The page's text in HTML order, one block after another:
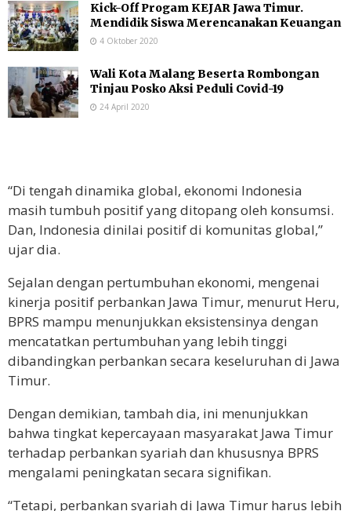
Kick-Off Progam KEJAR Jawa Timur.
Mendidik Siswa Merencanakan Keuangan
4 Oktober 2020
Wali Kota Malang Beserta Rombongan
Tinjau Posko Aksi Peduli Covid-19
24 April 2020
“Di tengah dinamika global, ekonomi Indonesia
masih tumbuh positif yang ditopang oleh konsumsi.
Dan, Indonesia dinilai positif di komunitas global,”
ujar dia.
Sejalan dengan pertumbuhan ekonomi, mengenai
kinerja positif perbankan Jawa Timur, menurut Heru,
BPRS mampu menunjukkan eksistensinya dengan
mencatatkan pertumbuhan yang lebih tinggi
dibandingkan perbankan secara keseluruhan di Jawa
Timur.
Dengan demikian, tambah dia, ini menunjukkan
bahwa tingkat kepercayaan masyarakat Jawa Timur
terhadap perbankan syariah dan khususnya BPRS
mengalami peningkatan secara signifikan.
“Tetapi, perbankan syariah di Jawa Timur harus lebih